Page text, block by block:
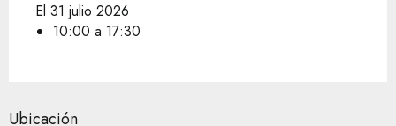
El 31 julio 2026
10:00 a 17:30
Ubicación